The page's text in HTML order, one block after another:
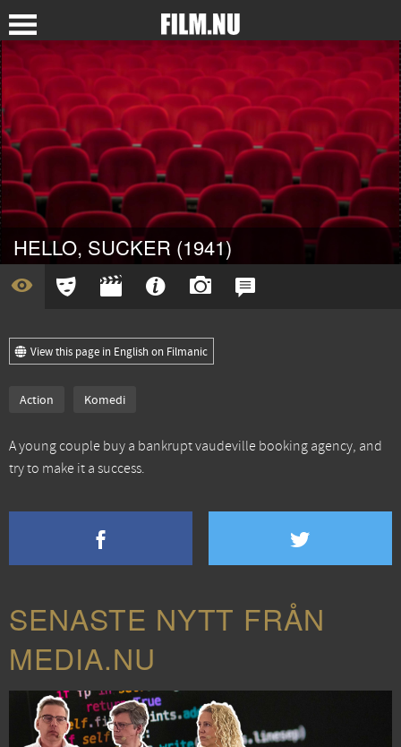
HELLO, SUCKER (1941)
View this page in English on Filmanic
Action Komedi
A young couple buy a bankrupt vaudeville booking agency, and
try to make it a success.
SENASTE NYTT FRÅN
MEDIA.NU